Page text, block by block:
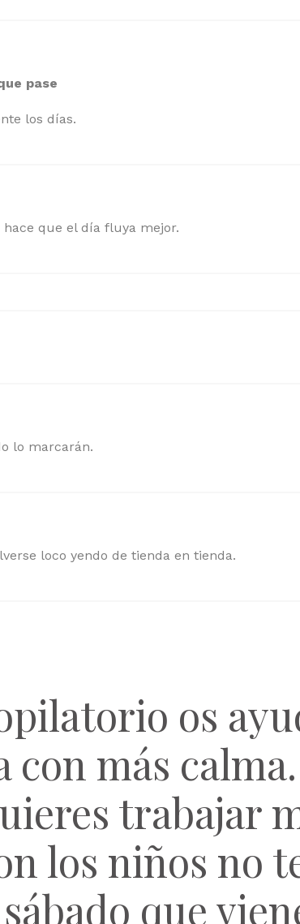
pase
los días.
que el día fluya mejor.
lo marcarán.
loco yendo de tienda en tienda.
os
más calma.
trabajar
los niños no
que